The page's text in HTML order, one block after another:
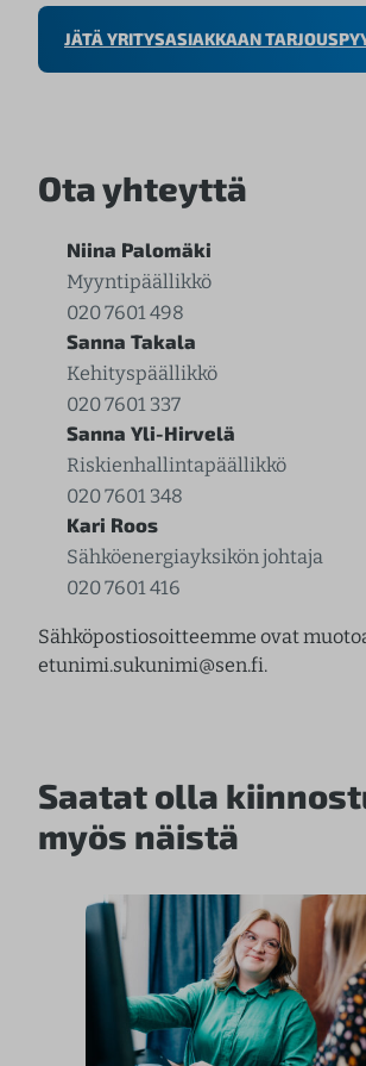
JÄTÄ YRITYSASIAKKAAN
Ota yhteyttä
Niina Palomäki
Myyntipäällikkö
020 7601 498
Sanna Takala
Kehityspäällikkö
020 7601 337
Sanna Yli-Hirvelä
Riskienhallintapäällikkö
020 7601 348
Kari Roos
Sähköenergiayksikön johtaja
020 7601 416
Sähköpostiosoitteemme ovat
etunimi.sukunimi@sen.fi.
Saatat olla
myös näistä